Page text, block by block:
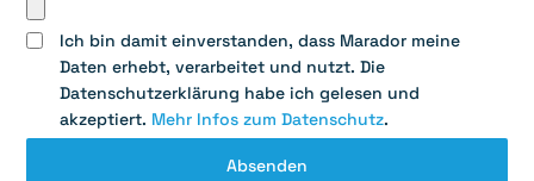
Ich bin damit einverstanden, dass Marador meine
Daten erhebt, verarbeitet und nutzt. Die
Datenschutzerklärung habe ich gelesen und
akzeptiert. Mehr Infos zum Datenschutz.